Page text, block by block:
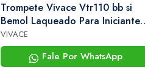
Trompete Vivace Vtr110 bb si
Bemol Laqueado Para Iniciantes
e Estudantes
VIVACE
Fale Por WhatsApp